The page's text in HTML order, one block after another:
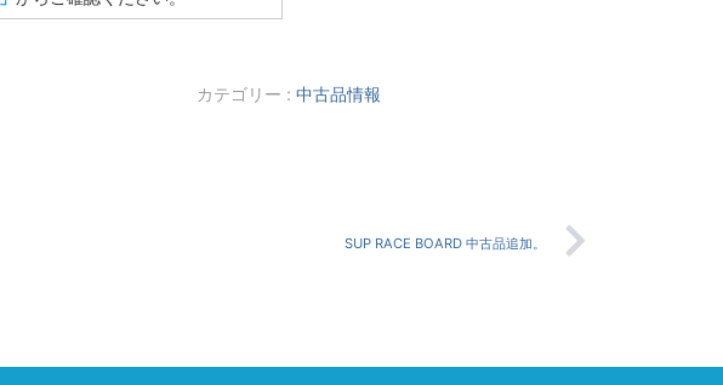
カテゴリー : 中古品情報
SUP RACE BOARD 中古品追加。